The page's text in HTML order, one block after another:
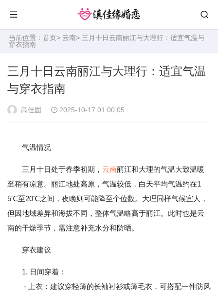
当前位置： 首页> 云南> 三月十日云南丽江与大理行：适宜气温与
穿衣指南
三月十日云南丽江与大理行：适宜气温
与穿衣指南
高佳固 2025-10-17 01:00:05
气温情况
三月十日处于春季初期， 云南丽江和大理的气温大致温暖
至稍有凉意。丽江地处高原，气温较低，白天平均气温约在1
5℃至20℃之间，夜晚则可能降至个位数。大理同样气候宜人，
但因地域差异和海拔不同，整体气温略高于丽江。此时也是云
南的干燥季节，需注意补充水分和防晒。
穿衣建议
1. 日间穿着：
- 上衣：建议穿轻薄的长袖衬衫或薄毛衣，可搭配一件防风